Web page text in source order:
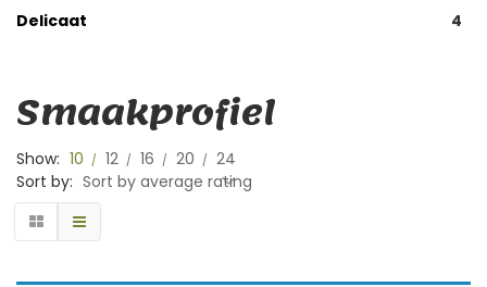
Delicaat 4
Smaakprofiel
Show: 10 12 16 20
24
Sort by: Sort by average rating